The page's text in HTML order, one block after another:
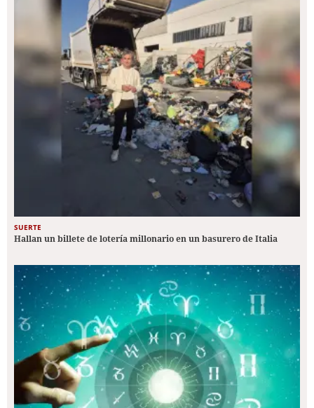
SUERTE
Hallan un billete de lotería millonario en un basurero de Italia